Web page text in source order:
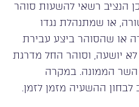
הנציב רשאי להשעות סוהר
או שמתנהלת נגדו
או שהסוהר ביצע עבירת
יושעה, וסוהר החל מדרגת
השר הממונה. במקרה
ההשעיה מזמן לזמן.